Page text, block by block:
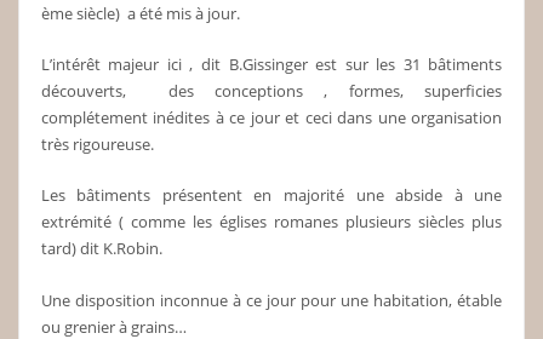
ème siècle) a été mis à jour.
L’intérêt majeur ici , dit B.Gissinger est sur les 31 bâtiments
découverts, des conceptions , formes, superficies
complétement inédites à ce jour et ceci dans une organisation
très rigoureuse.
Les bâtiments présentent en majorité une abside à une
extrémité ( comme les églises romanes plusieurs siècles plus
tard) dit K.Robin.
Une disposition inconnue à ce jour pour une habitation, étable
ou grenier à grains…